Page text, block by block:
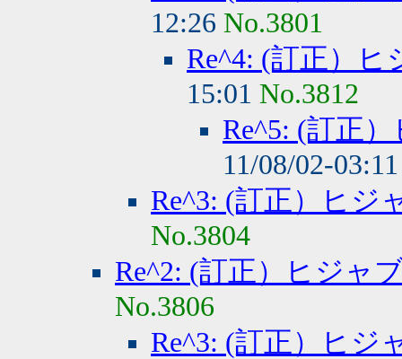
12:26 No.3801
Re^4: (訂正）
15:01 No.3812
Re^5: (訂正
11/08/02-
Re^3: (訂正）ヒジ
No.3804
Re^2: (訂正）ヒジャ
No.3806
Re^3: (訂正）ヒジ